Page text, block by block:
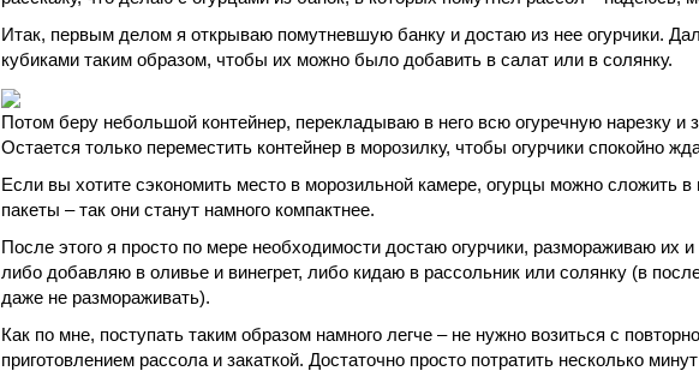
Итак, первым делом я открываю помутневшую банку и достаю из нее огурчики.
кубиками таким образом, чтобы их можно было добавить в салат или в солянку.
Потом беру небольшой контейнер, перекладываю в него всю огуречную нарезку и
Остается только переместить контейнер в морозилку, чтобы огурчики спокойно
Если вы хотите сэкономить место в морозильной камере, огурцы можно сложить
пакеты – так они станут намного компактнее.
После этого я просто по мере необходимости достаю огурчики, размораживаю их
либо добавляю в оливье и винегрет, либо кидаю в рассольник или солянку (в
даже не размораживать).
Как по мне, поступать таким образом намного легче – не нужно возиться с
приготовлением рассола и закаткой. Достаточно просто потратить несколько